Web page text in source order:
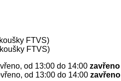
FTVS)
FTVS)
od 13:00 do 14:00zavřeno
od 13:00 do 14:00zavřeno